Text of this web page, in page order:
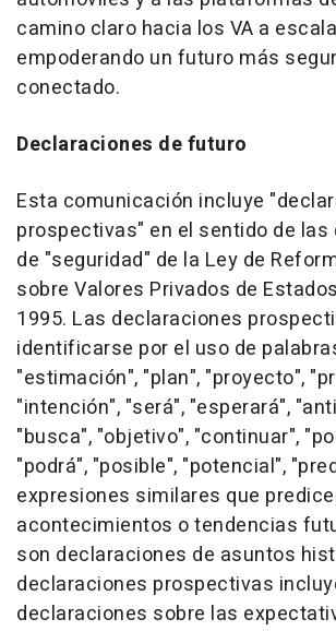
camino claro hacia los VA a
empoderando un futuro más
conectado.
Declaraciones de futuro
Esta comunicación incluye
prospectivas" en el sentido de
de "seguridad" de la Ley de
sobre Valores Privados de
1995. Las declaraciones
identificarse por el uso de
"estimación", "plan", "proyecto",
"intención", "será", "esperará",
"busca", "objetivo", "continuar",
"podrá", "posible", "potencial",
expresiones similares que
acontecimientos o tendencias
son declaraciones de asuntos
declaraciones prospectivas
declaraciones sobre las